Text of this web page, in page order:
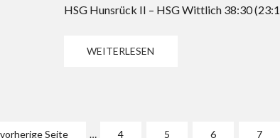
HSG Hunsrück II – HSG Wittlich 38:30
WEITERLESEN
vorherige Seite … 4 5 6 7